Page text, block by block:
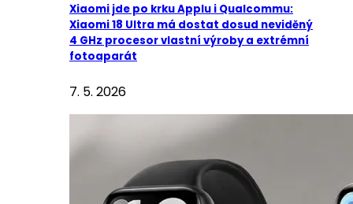
Xiaomi jde po krku Applu i Qualcommu:
Xiaomi 18 Ultra má dostat dosud neviděný
4 GHz procesor vlastní výroby a extrémní
fotoaparát
7. 5. 2026